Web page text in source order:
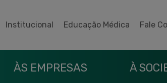
Institucional Educação Médica Fale
ÀS EMPRESAS À